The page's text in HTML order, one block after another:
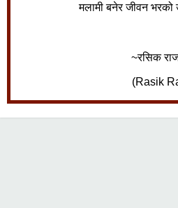
मलामी बनेर जीवन भरको
~रसिक
(Rasik